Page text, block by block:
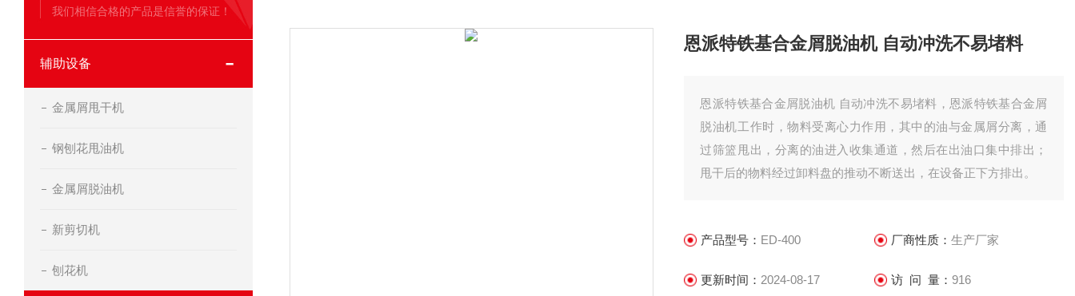
我们相信合格的产品是信誉的保证！
辅助设备
金属屑甩干机
钢刨花甩油机
金属屑脱油机
新剪切机
刨花机
恩派特铁基合金屑脱油机 自动冲洗不易堵料
恩派特铁基合金屑脱油机 自动冲洗不易堵料，恩派特铁基合金屑
脱油机工作时，物料受离心力作用，其中的油与金属屑分离，通
过筛篮甩出，分离的油进入收集通道，然后在出油口集中排出；
甩干后的物料经过卸料盘的推动不断送出，在设备正下方排出。
产品型号： ED-400 厂商性质： 生产厂家
更新时间： 2024-08-17 访 问 量： 916